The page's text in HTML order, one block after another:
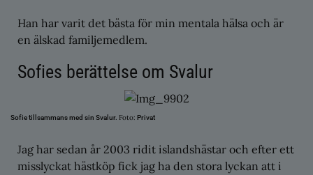
Han har varit det bästa för min mentala hälsa och är
en älskad familjemedlem.
Sofies berättelse om Svalur
Sofie tillsammans med sin Svalur. Foto: Privat
Jag har sedan år 2003 ridit islandshästar och efter ett
misslyckat hästköp fick jag ha den stora lyckan att i